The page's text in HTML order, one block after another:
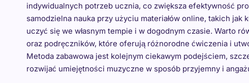
indywidualnych potrzeb ucznia, co zwiększa efektywność
samodzielna nauka przy użyciu materiałów online, takich
uczyć się we własnym tempie i w dogodnym czasie. Warto
oraz podręczników, które oferują różnorodne ćwiczenia i
Metoda zabawowa jest kolejnym ciekawym podejściem,
rozwijać umiejętności muzyczne w sposób przyjemny i